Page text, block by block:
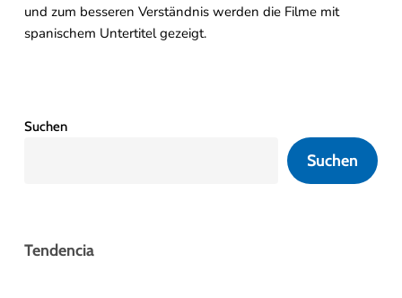
und zum besseren Verständnis werden die Filme mit
spanischem Untertitel gezeigt.
Suchen
Suchen
Tendencia